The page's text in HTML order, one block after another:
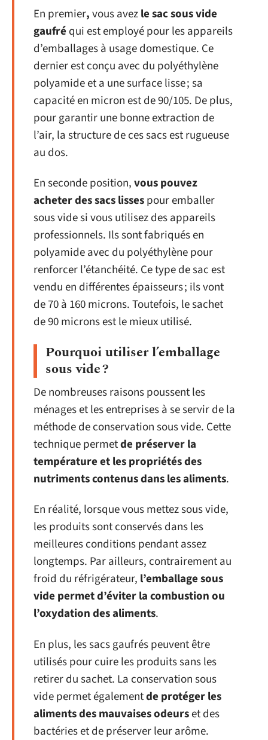
En premier,vous avezle sac sous vide
gaufré qui est employé pour les appareils
d’emballages à usage domestique. Ce
dernier est conçu avec du polyéthylène
polyamide et a une surface lisse ; sa
capacité en micron est de 90/105. De plus,
pour garantir une bonne extraction de
l’air, la structure de ces sacs est rugueuse
au dos.
En seconde position,vous pouvez
acheter des sacs lissespour emballer
sous vide si vous utilisez des appareils
professionnels. Ils sont fabriqués en
polyamide avec du polyéthylène pour
renforcer l’étanchéité. Ce type de sac est
vendu en différentes épaisseurs ; ils vont
de 70 à 160 microns. Toutefois, le sachet
de 90 microns est le mieux utilisé.
Pourquoi utiliser l’emballage
sous vide ?
De nombreuses raisons poussent les
ménages et les entreprises à se servir de la
méthode de conservation sous vide. Cette
technique permetde préserver la
température et les propriétés des
nutriments contenus dans les aliments.
En réalité, lorsque vous mettez sous vide,
les produits sont conservés dans les
meilleures conditions pendant assez
longtemps. Par ailleurs, contrairement au
froid du réfrigérateur, l’emballage sous
vide permet d’éviter la combustion ou
l’oxydation des aliments.
En plus, les sacs gaufrés peuvent être
utilisés pour cuire les produits sans les
retirer du sachet. La conservation sous
vide permet égalementde protéger les
aliments des mauvaises odeurset des
bactéries et de préserver leur arôme.